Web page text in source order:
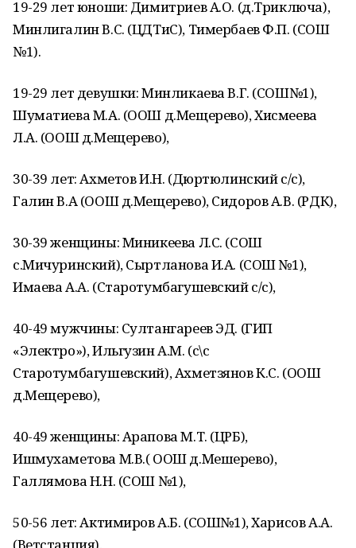
19-29 лет юноши: Димитриев А.О. (д.Триключа),
Минлигалин В.С. (ЦДТиС), Тимербаев Ф.П. (СОШ
№1).
19-29 лет девушки: Минликаева В.Г. (СОШ№1),
Шуматиева М.А. (ООШ д.Мещерево), Хисмеева
Л.А. (ООШ д.Мещерево),
30-39 лет: Ахметов И.Н. (Дюртюлинский с/с),
Галин В.А (ООШ д.Мещерево), Сидоров А.В. (РДК),
30-39 женщины: Миникеева Л.С. (СОШ
с.Мичуринский), Сыртланова И.А. (СОШ №1),
Имаева А.А. (Старотумбагушевский с/с),
40-49 мужчины: Султангареев ЭД. (ГИП
«Электро»), Ильгузин А.М. (с\с
Старотумбагушевский), Ахметзянов К.С. (ООШ
д.Мещерево),
40-49 женщины: Арапова М.Т. (ЦРБ),
Ишмухаметова М.В.( ООШ д.Мешерево),
Галлямова Н.Н. (СОШ №1),
50-56 лет: Актимиров А.Б. (СОШ№1), Харисов А.А.